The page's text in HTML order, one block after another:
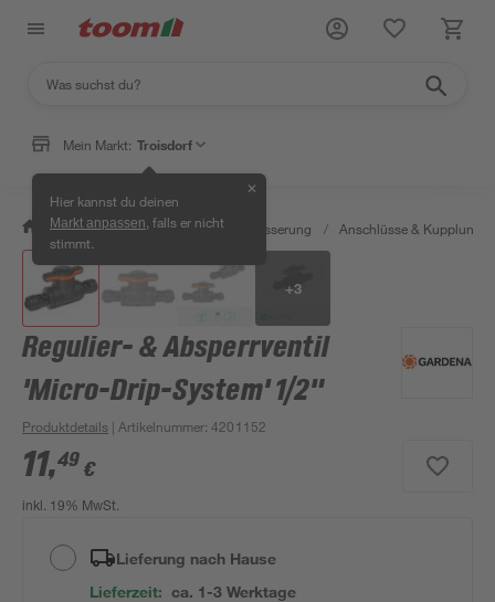
Mein Markt: Troisdorf
Hier kannst du deinen
Markt anpassen , falls er nicht
stimmt.
✕
/ Garten & Freizeit / Gartenbewässerung / Anschlüsse & Kupplungen
+3
Regulier- & Absperrventil
'Micro-Drip-System' 1/2"
Produktdetails | Artikelnummer:4201152
11,49 €
inkl. 19% MwSt.
Lieferung nach Hause
Lieferzeit: ca. 1-3 Werktage